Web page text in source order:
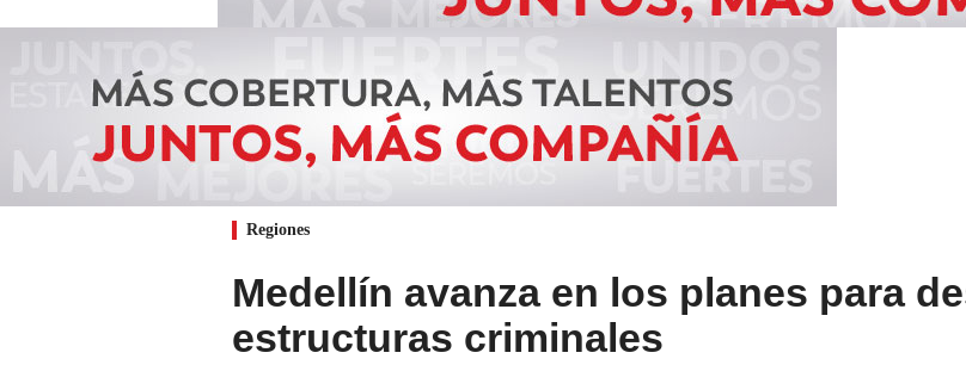
Regiones
Medellín avanza en los planes para
estructuras criminales